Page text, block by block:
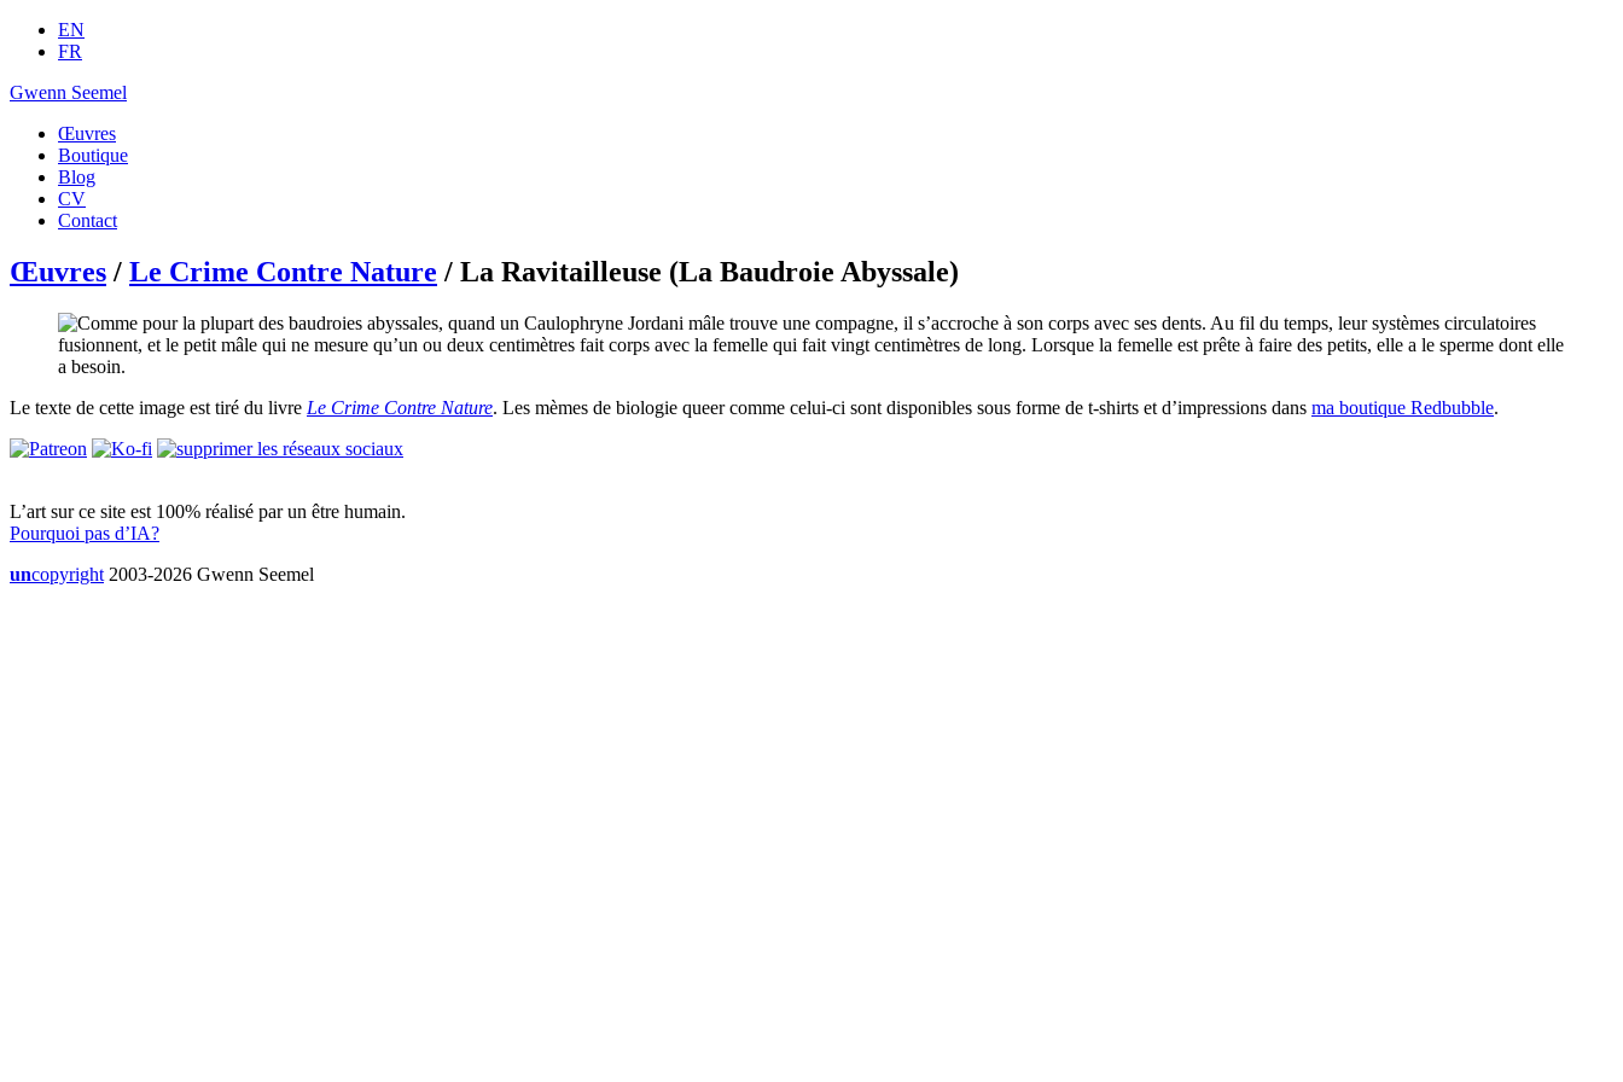
EN
FR
Gwenn Seemel
Œuvres
Boutique
Blog
CV
Contact
Œuvres / Le Crime Contre Nature / La Ravitailleuse (La Baudroie Abyssale)
Le texte de cette image est tiré du livre Le Crime Contre Nature. Les mèmes de biologie queer comme celui-ci sont disponibles sous forme de t-shirts et d’impressions dans ma boutique Redbubble.
L’art sur ce site est 100% réalisé par un être humain.
Pourquoi pas d’IA?
uncopyright 2003-2026 Gwenn Seemel